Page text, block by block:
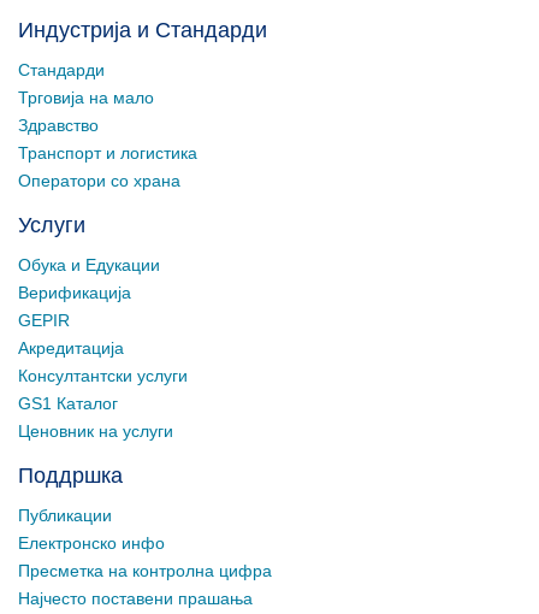
Индустрија и Стандарди
Стандарди
Трговија на мало
Здравство
Транспорт и логистика
Оператори со храна
Услуги
Обука и Едукации
Верификација
GEPIR
Акредитација
Консултантски услуги
GS1 Каталог
Ценовник на услуги
Поддршка
Публикации
Електронско инфо
Пресметка на контролна цифра
Најчесто поставени прашања